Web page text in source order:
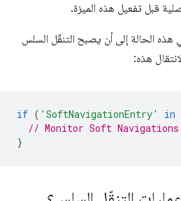
قبل تفعيل هذه الميزة.
هذه الحالة إلى أن يصبح التنقّل السلس
هذه:
if ( 'SoftNavigationEntry' in
// Monitor Soft Navigations
}